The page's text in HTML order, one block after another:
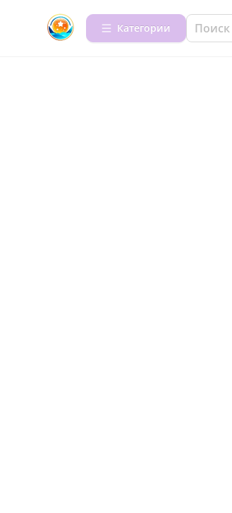
Категории